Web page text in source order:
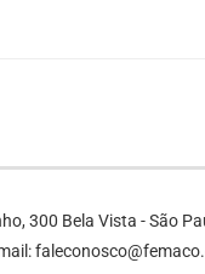
300 Bela Vista - São